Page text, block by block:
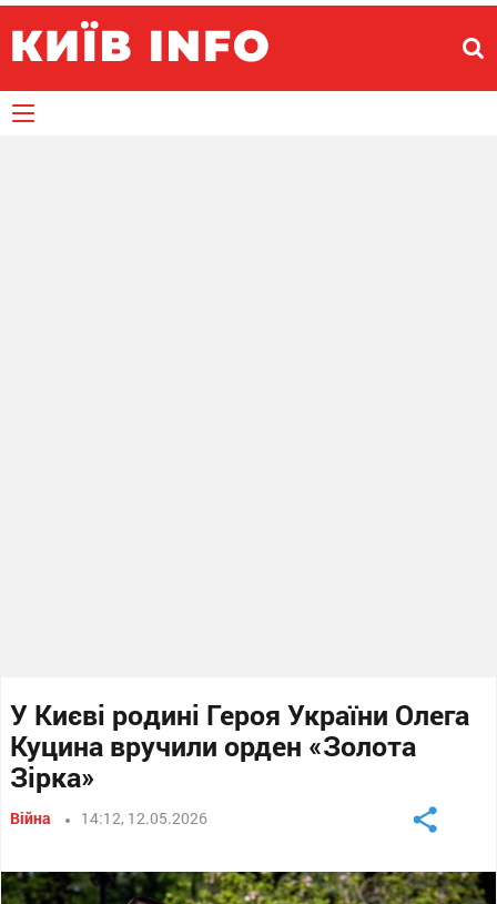
У Києві родині Героя України Олега
Куцина вручили орден «Золота
Зірка»
Війна 14:12, 12.05.2026